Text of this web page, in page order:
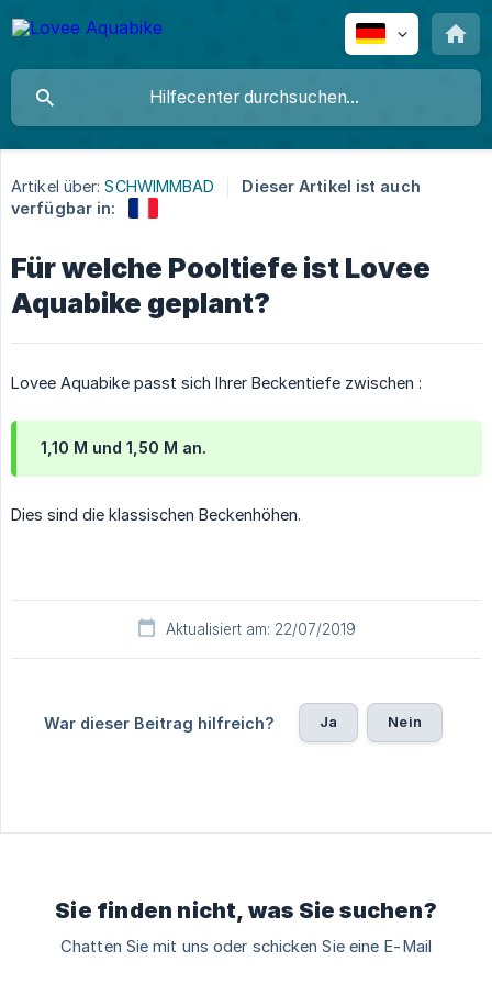
Artikel über: SCHWIMMBAD
Dieser Artikel ist auch
verfügbar in:
Für welche Pooltiefe ist Lovee
Aquabike geplant?
Lovee Aquabike passt sich Ihrer Beckentiefe zwischen :
1,10 M und 1,50 M an.
Dies sind die klassischen Beckenhöhen.
Aktualisiert am: 22/07/2019
War dieser Beitrag hilfreich? Ja Nein
Sie finden nicht, was Sie suchen?
Chatten Sie mit uns oder schicken Sie eine E-Mail